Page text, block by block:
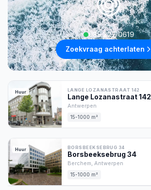
085 222 0619
Zoekvraag achterlaten
Huur LANGE LOZANASTRAAT 142
Lange Lozanastraat142
Antwerpen
15-1000 m²
Huur BORSBEEKSEBRUG 34
Borsbeeksebrug 34
Berchem, Antwerpen
15-1000 m²